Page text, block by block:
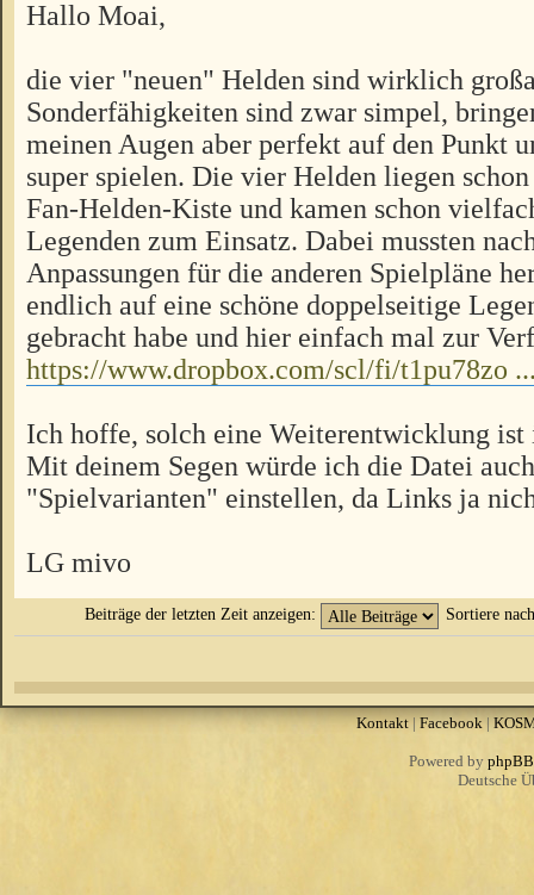
Hallo Moai,
die vier "neuen" Helden sind wirklich
Sonderfähigkeiten sind zwar simpel,
meinen Augen aber perfekt auf den Punkt
super spielen. Die vier Helden liegen
Fan-Helden-Kiste und kamen schon
Legenden zum Einsatz. Dabei mussten
Anpassungen für die anderen Spielpläne
endlich auf eine schöne doppelseitige
gebracht habe und hier einfach mal zur
https://www.dropbox.com/scl/fi/t1pu78zo
Ich hoffe, solch eine Weiterentwicklung ist
Mit deinem Segen würde ich die Datei
"Spielvarianten" einstellen, da Links ja
LG mivo
Beiträge der letzten Zeit anzeigen: Sortiere
Kontakt| Facebook|
Powered by phpBB
Deutsche